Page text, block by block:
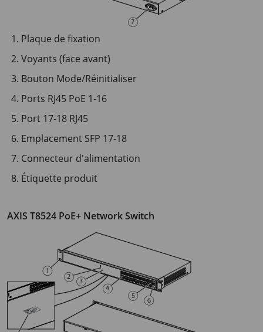
Plaque de fixation
Voyants (face avant)
Bouton Mode/Réinitialiser
Ports RJ45 PoE 1-16
Port 17-18 RJ45
Emplacement SFP 17-18
Connecteur d'alimentation
Étiquette produit
AXIS T8524 PoE+ Network Switch